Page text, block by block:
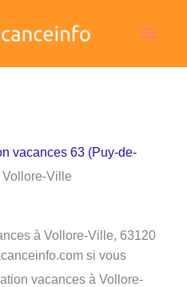
vacances 63 (Puy-de-
Ville
à Vollore-Ville, 63120
si vous
vacances à Vollore-